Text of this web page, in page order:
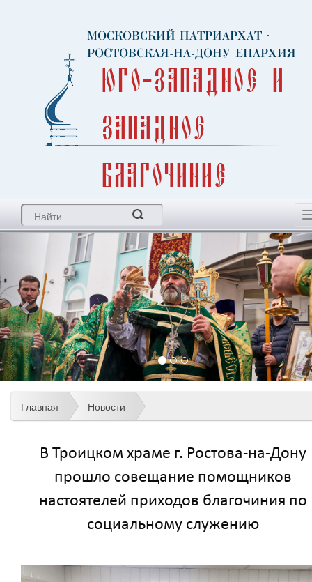
МОСКОВСКИЙ ПАТРИАРХАТ ·
РОСТОВСКАЯ-НА-ДОНУ ЕПАРХИЯ
Юго-Западное и
Западное
благочиние
Главная Новости
В Троицком храме г. Ростова-на-Дону
прошло совещание помощников
настоятелей приходов благочиния по
социальному служению